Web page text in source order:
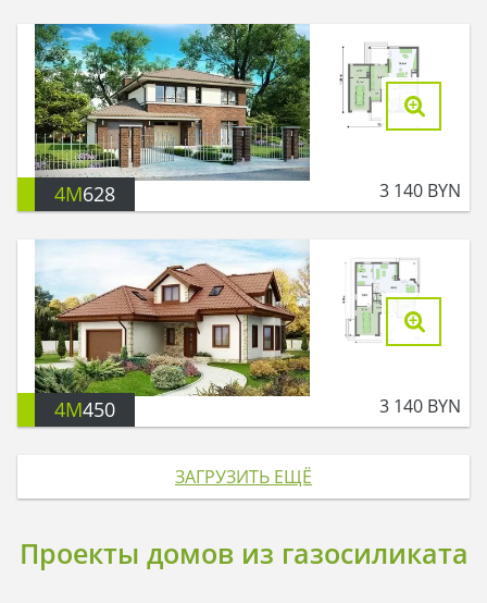
4M628 3 140 BYN
4M450 3 140 BYN
ЗАГРУЗИТЬ ЕЩЁ
Проекты домов из газосиликата